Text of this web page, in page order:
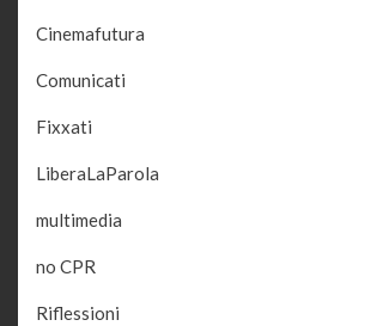
Cinemafutura
Comunicati
Fixxati
LiberaLaParola
multimedia
no CPR
Riflessioni